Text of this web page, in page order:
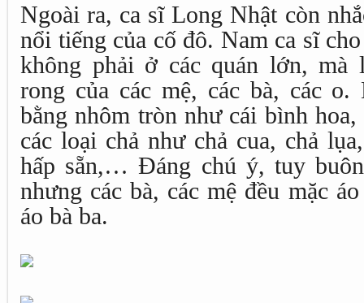
Ngoài ra, ca sĩ Long Nhật còn
nổi tiếng của cố đô. Nam ca sĩ
không phải ở các quán lớn, mà
rong của các mệ, các bà, các
bằng nhôm tròn như cái bình
các loại chả như chả cua, chả
hấp sẵn,… Đáng chú ý, tuy
nhưng các bà, các mệ đều mặc
áo bà ba.